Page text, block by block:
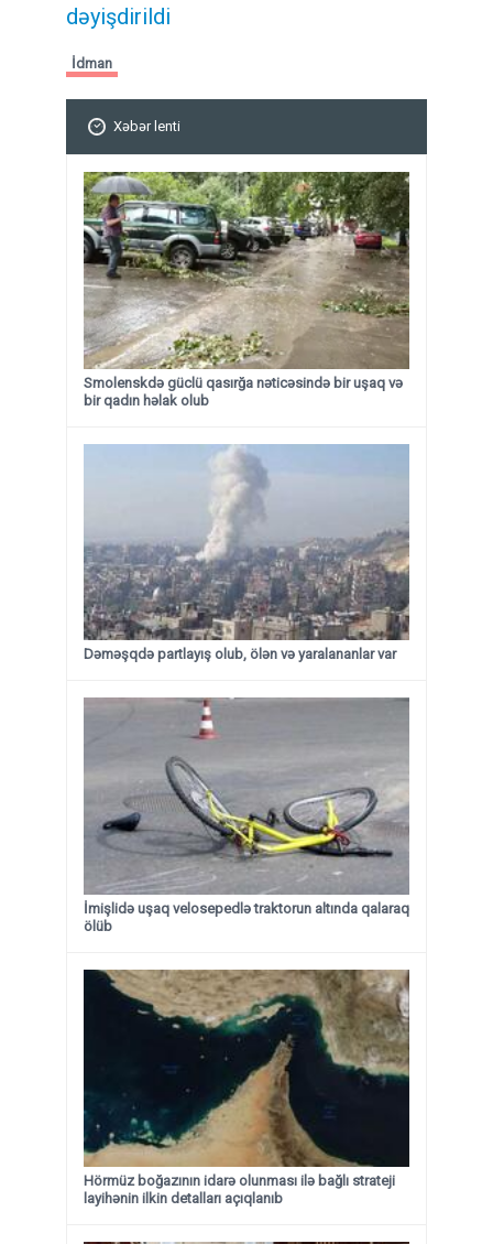
dəyişdirildi
İdman
Xəbər lenti
Smolenskdə güclü qasırğa nəticəsində bir uşaq və
bir qadın həlak olub
Dəməşqdə partlayış olub, ölən və yaralananlar var
İmişlidə uşaq velosepedlə traktorun altında qalaraq
ölüb
Hörmüz boğazının idarə olunması ilə bağlı strateji
layihənin ilkin detalları açıqlanıb